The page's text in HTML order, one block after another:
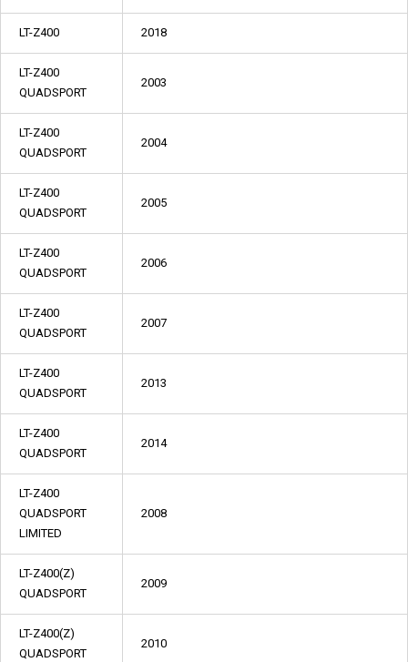
LT-Z400 2018
LT-Z400
QUADSPORT
2003
LT-Z400
QUADSPORT
2004
LT-Z400
QUADSPORT
2005
LT-Z400
QUADSPORT
2006
LT-Z400
QUADSPORT
2007
LT-Z400
QUADSPORT
2013
LT-Z400
QUADSPORT
2014
LT-Z400
QUADSPORT
LIMITED
2008
LT-Z400(Z)
QUADSPORT
2009
LT-Z400(Z)
QUADSPORT
2010